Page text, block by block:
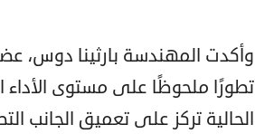
تطورًا ملحوظًا على مستوى
الحالية تركز على تعميق الجانب